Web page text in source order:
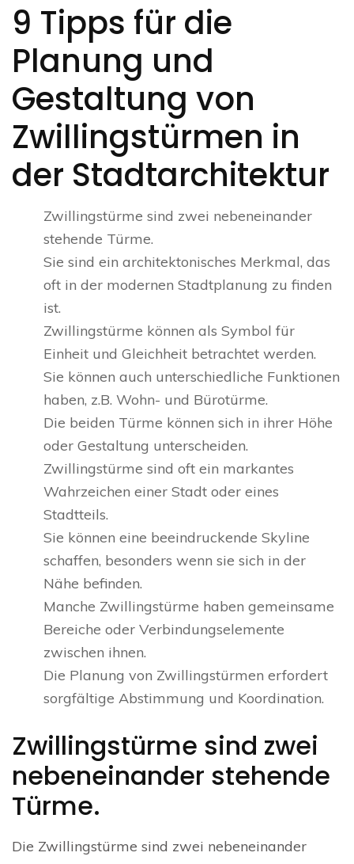
9 Tipps für die
Planung und
Gestaltung von
Zwillingstürmen in
der Stadtarchitektur
Zwillingstürme sind zwei nebeneinander
stehende Türme.
Sie sind ein architektonisches Merkmal, das
oft in der modernen Stadtplanung zu finden
ist.
Zwillingstürme können als Symbol für
Einheit und Gleichheit betrachtet werden.
Sie können auch unterschiedliche Funktionen
haben, z.B. Wohn- und Bürotürme.
Die beiden Türme können sich in ihrer Höhe
oder Gestaltung unterscheiden.
Zwillingstürme sind oft ein markantes
Wahrzeichen einer Stadt oder eines
Stadtteils.
Sie können eine beeindruckende Skyline
schaffen, besonders wenn sie sich in der
Nähe befinden.
Manche Zwillingstürme haben gemeinsame
Bereiche oder Verbindungselemente
zwischen ihnen.
Die Planung von Zwillingstürmen erfordert
sorgfältige Abstimmung und Koordination.
Zwillingstürme sind zwei
nebeneinander stehende
Türme.
Die Zwillingstürme sind zwei nebeneinander